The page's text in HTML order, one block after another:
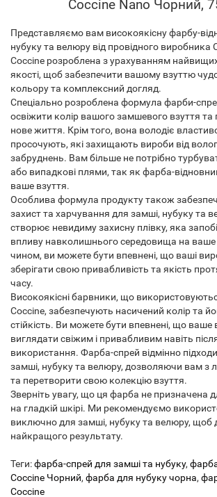
Coccine Nano Чорний,
Представляємо вам високоякісну фарбу-
нубуку та велюру від провідного виробника
Coccine розроблена з урахуванням
якості, щоб забезпечити вашому взуттю
кольору та комплексний догляд.
Спеціально розроблена формула фарби-
освіжити колір вашого замшевого взуття
нове життя. Крім того, вона володіє
просочують, які захищають вироби від
забруднень. Вам більше не потрібно
або випадкові плями, так як фарба-
ваше взуття.
Особлива формула продукту також
захист та харчування для замші, нубуку та
створює невидиму захисну плівку, яка
впливу навколишнього середовища на ваше
чином, ви можете бути впевнені, що ваші
зберігати свою привабливість та якість
часу.
Високоякісні барвники, що
Coccine, забезпечують насичений колір та
стійкість. Ви можете бути впевнені, що ваше
виглядати свіжим і привабливим навіть
використання. Фарба-спрей відмінно
замші, нубуку та велюру, дозволяючи вам з
та перетворити свою колекцію взуття.
Зверніть увагу, що ця фарба не призначена
на гладкій шкірі. Ми рекомендуємо
виключно для замші, нубуку та велюру, щоб
найкращого результату.
Теги:фарба-спрей для замші та нубуку,
Coccine Чорний, фарба для нубуку чорна,
Coccine